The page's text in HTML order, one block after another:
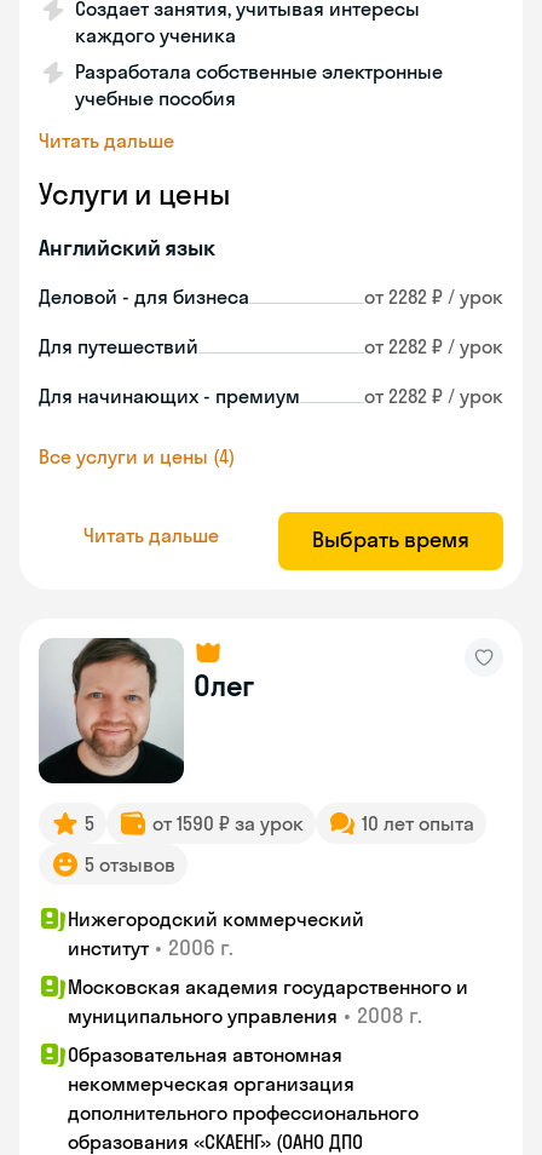
Создает занятия, учитывая интересы
каждого ученика
Разработала собственные электронные
учебные пособия
Читать дальше
Услуги и цены
Английский язык
Деловой - для бизнеса от 2282 ₽ / урок
Для путешествий от 2282 ₽ / урок
Для начинающих - премиум от 2282 ₽ / урок
Все услуги и цены (4)
Читать дальше Выбрать время
Олег
5 от 1590 ₽ за урок
10 лет опыта
5 отзывов
Нижегородский коммерческий
институт • 2006 г.
Московская академия государственного и
муниципального управления • 2008 г.
Образовательная автономная
некоммерческая организация
дополнительного профессионального
образования «СКАЕНГ» (ОАНО ДПО